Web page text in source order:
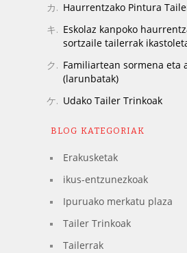
Haurrentzako Pintura
Eskolaz kanpoko
sortzaile tailerrak
Familiartean sormena eta
(larunbatak)
Udako Tailer Trinkoak
BLOG KATEGORIAK
Erakusketak
ikus-entzunezkoak
Ipuruako merkatu plaza
Tailer Trinkoak
Tailerrak